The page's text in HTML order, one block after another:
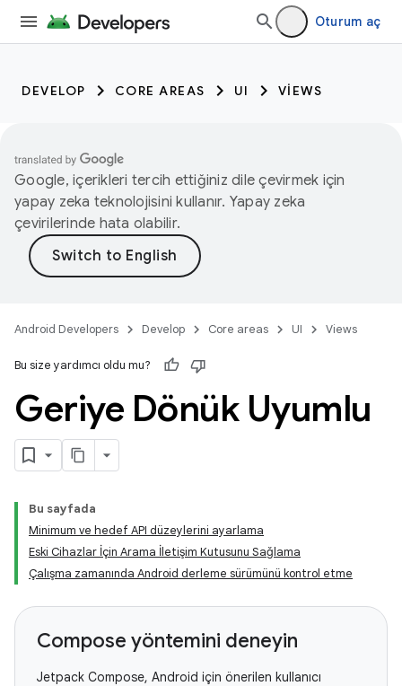
Oturum aç
DEVELOP CORE AREAS UI VIEWS
Google, içerikleri tercih ettiğiniz dile çevirmek için
yapay zeka teknolojisini kullanır. Yapay zeka
çevirilerinde hata olabilir.
Android Developers Develop Core areas UI Views
Bu size yardımcı oldu mu?
Geriye Dönük Uyumlu
Bu sayfada
Minimum ve hedef API düzeylerini ayarlama
Eski Cihazlar İçin Arama İletişim Kutusunu Sağlama
Çalışma zamanında Android derleme sürümünü kontrol etme
Compose yöntemini deneyin
Jetpack Compose, Android için önerilen kullanıcı